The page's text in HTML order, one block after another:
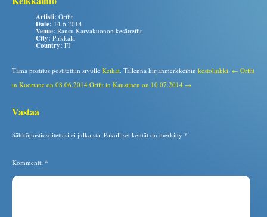
Artisti: Orffit
Date: 14.6.2014
Venue: Ransu Karvakuonon kesätreffit
City: Pirkkala
Country: FI
Tämä postitus postitettiin sivulle Keikat . Tallenna kirjanmerkkeihin kestolinkki ← Orffit
in Kuortane on 08.06.2014 Orffit in Kaustinen on 10.07.2014 →
Vastaa
Sähköpostiosoitettasi ei julkaista. Pakolliset kentät on merkitty *
Kommentti *